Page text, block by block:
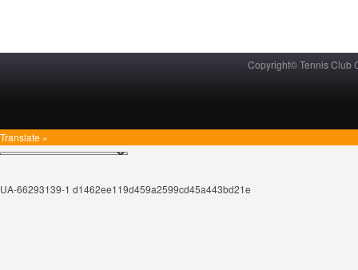
Copyright© Tennis Club
Translate »
UA-66293139-1 d1462ee119d459a2599cd45a443bd21e